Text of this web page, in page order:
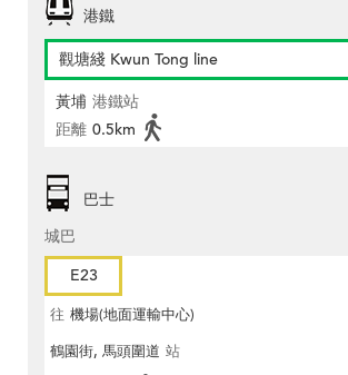
港鐵
觀塘綫 Kwun Tong line
黃埔 港鐵站
距離 0.5km
巴士
城巴
E23
往 機場(地面運輸中心)
鶴園街, 馬頭圍道 站